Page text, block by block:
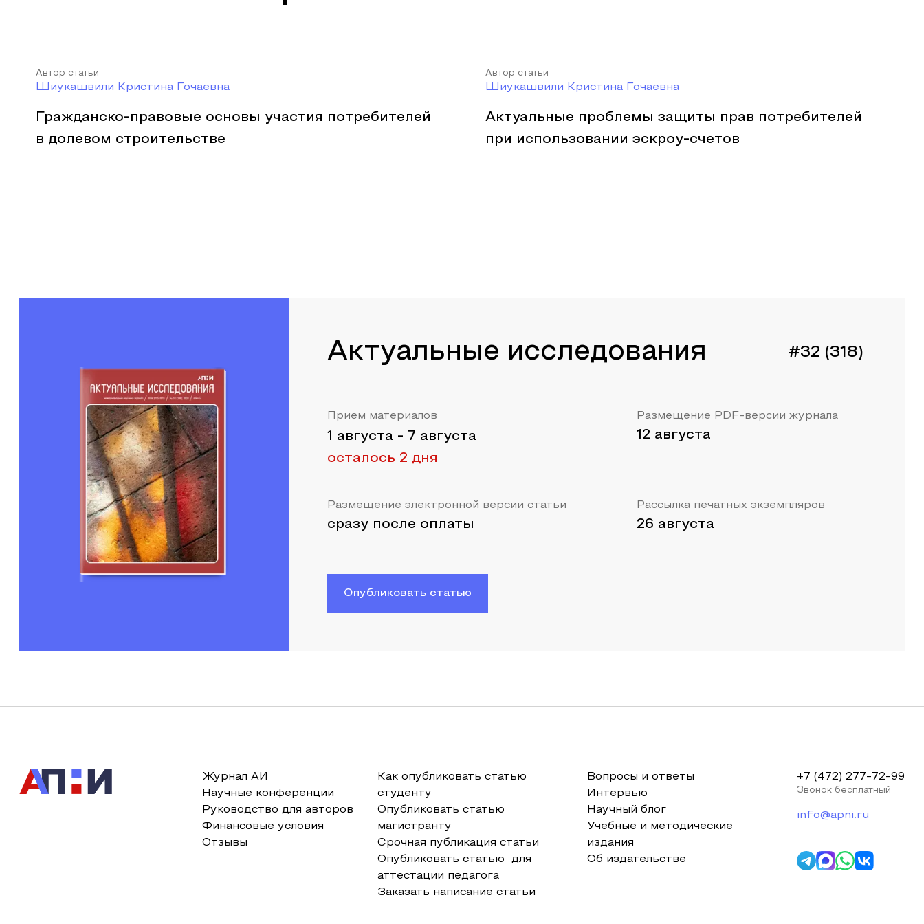
Автор статьи
Шиукашвили Кристина Гочаевна
Гражданско-правовые основы участия потребителей
в долевом строительстве
Автор статьи
Шиукашвили Кристина Гочаевна
Актуальные проблемы защиты прав потребителей
при использовании эскроу-счетов
Актуальные исследования #32 (318)
Прием материалов
1 августа - 7 августа
осталось 2 дня
Размещение PDF-версии журнала
12 августа
Размещение электронной версии статьи
сразу после оплаты
Рассылка печатных экземпляров
26 августа
Опубликовать статью
Журнал АИ
Научные конференции
Руководство для авторов
Финансовые условия
Отзывы
Как опубликовать статью
студенту
Опубликовать статью
магистранту
Срочная публикация статьи
Опубликовать статью для
аттестации педагога
Заказать написание статьи
Вопросы и ответы
Интервью
Научный блог
Учебные и методические
издания
Об издательстве
+7 (472) 277-72-99
Звонок бесплатный
info@apni.ru